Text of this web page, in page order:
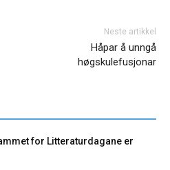
Neste artikkel
Håpar å unngå
høgskulefusjonar
for Litteraturdagane er